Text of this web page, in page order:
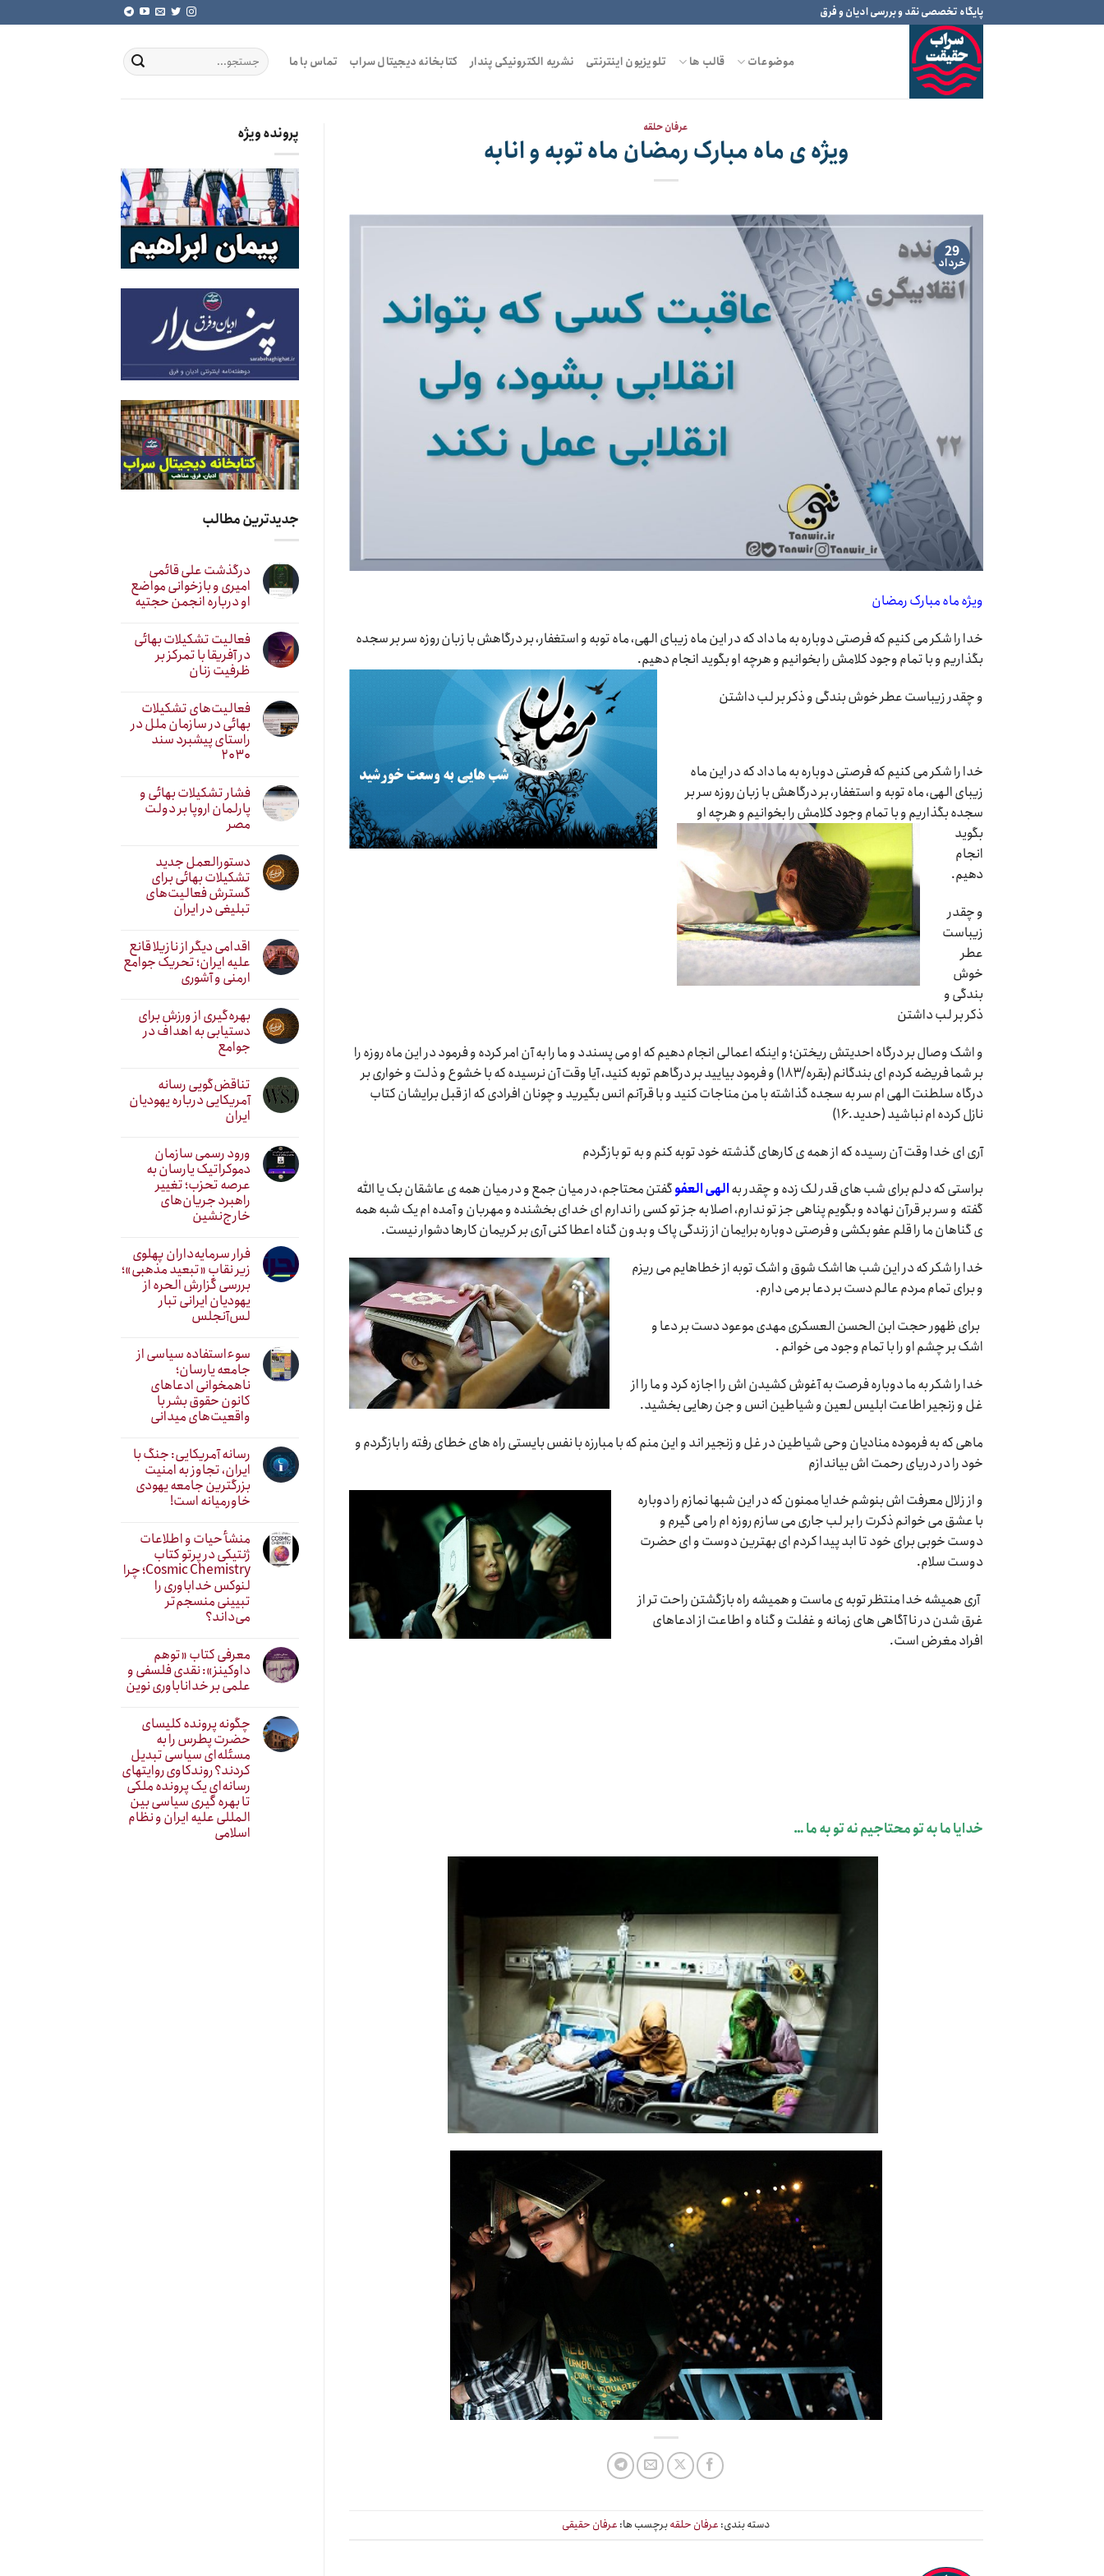
to
پایگاه تخصصی نقد و بررسی ادیان و فرق
موضوعات قالب ها تلویزیون اینترنتی نشریه الکترونیکی پندار کتابخانه دیجیتال سراب تماس با ما
عرفان حلقه
ویژه ی ماه مبارک رمضان ماه توبه و انابه
29
خرداد
ویژه ماه مبارک رمضان
خدا را شکر می کنیم که فرصتی دوباره به ما داد که در این ماه زیبای الهی، ماه توبه و استغفار، بر درگاهش با زبان روزه سر بر سجده
بگذاریم و با تمام وجود کلامش را بخوانیم و هرچه او بگوید انجام دهیم.
و چقدر زیباست عطر خوش بندگی و ذکر بر لب داشتن
خدا را شکر می کنیم که فرصتی دوباره به ما داد که در این ماه
زیبای الهی، ماه توبه و استغفار، بر درگاهش با زبان روزه سر بر
سجده بگذاریمو با تمام وجود کلامش را بخوانیم و هرچه او
بگوید
انجام
دهیم.
و چقدر
زیباست
عطر
خوش
بندگی و
ذکر بر لب داشتن
و اشک وصال بر درگاه احدیتش ریختن؛ و اینکه اعمالی انجام دهیم که او می پسندد و ما را به آن امر کرده و فرمود در این ماه روزه را
بر شما فریضه کردم ای بندگانم (بقره/۱۸۳) و فرمود بیایید بر درگاهم توبه کنید، آیا وقت آن نرسیده که با خشوع و ذلت و خواری بر
درگاه سلطنت الهی ام سر به سجده گذاشته با من مناجات کنید و با قرآنم انس بگیرید و چونان افرادی که از قبل برایشان کتاب
نازل کرده ام نباشید (حدید.۱۶)
آری ای خدا وقت آن رسیده که از همه ی کارهای گذشته خود توبه کنم و به تو بازگردم
براستی که دلم برای شب های قدر لک زده و چقدر بهالهی العفوگفتن محتاجم، در میان جمع و در میان همه ی عاشقان بک یا الله
گفته و سر بر قرآن نهاده و بگویم پناهی جز تو ندارم، اصلا به جز تو کسی را ندارم ای خدای بخشنده و مهربان و آمده ام یک شبه همه
ی گناهان ما را قلم عفو بکشی و فرصتی دوباره برایمان از زندگی پاک و بدون گناه اعطا کنی آری بر کریمان کارها دشوار نیست.
خدا را شکر که در این شب ها اشک شوق و اشک توبه از خطاهایم می ریزم
و برای تمام مردم عالم دست بر دعا بر می دارم.
برای ظهور حجت ابن الحسن العسکری مهدی موعود دست بر دعا و
اشک بر چشم او را با تمام وجود می خوانم .
خدا را شکر به ما دوباره فرصت به آغوش کشیدن اش را اجازه کرد و ما را از
غل و زنجیر اطاعت ابلیس لعین و شیاطین انس و جن رهایی بخشید.
ماهی که به فرموده منادیان وحی شیاطین در غل و زنجیر اند و این منم که با مبارزه با نفس بایستی راه های خطای رفته را بازگردم و
خود را در دریای رحمت اش بیاندازم
و از زلال معرفت اش بنوشم خدایا ممنون که در این شبها نمازم را دوباره
با عشق می خوانم ذکرت را بر لب جاری می سازم روزه ام را می گیرم و
دوست خوبی برای خود تا ابد پیدا کردم ای بهترین دوست و ای حضرت
دوست سلام.
آری همیشه خدا منتظر توبه ی ماست و همیشه راه بازگشتن راحت تر از
غرق شدن در نا آگاهی های زمانه و غفلت و گناه و اطاعت از ادعاهای
افراد مغرض است.
خدایا ما به تو محتاجیم نه تو به ما …
دسته بندی: عرفان حلقهبرچسب ها: عرفان حقیقی
پرونده ویژه
جدیدترین مطالب
درگذشت علی قائمی
امیری و بازخوانی مواضع
او درباره انجمن حجتیه
فعالیت تشکیلات بهائی
در آفریقا با تمرکز بر
ظرفیت زنان
فعالیت‌های تشکیلات
بهائی در سازمان ملل در
راستای پیشبرد سند
۲۰۳۰
فشار تشکیلات بهائی و
پارلمان اروپا بر دولت
مصر
دستورالعمل جدید
تشکیلات بهائی برای
گسترش فعالیت‌های
تبلیغی در ایران
اقدامی دیگر از نازیلا قانع
علیه ایران؛ تحریک جوامع
ارمنی و آشوری
بهره‌گیری از ورزش برای
دستیابی به اهداف در
جوامع
تناقض‌گویی رسانه
آمریکایی درباره یهودیان
ایران
ورود رسمی سازمان
دموکراتیک یارسان به
عرصه تحزب؛ تغییر
راهبرد جریان‌های
خارج‌نشین
فرار سرمایه‌داران پهلوی
زیر نقابِ «تبعید مذهبی»؛
بررسی گزارش الحره از
یهودیان ایرانی تبار
لس‌آنجلس
سوءاستفاده سیاسی از
جامعه یارسان؛
ناهمخوانی ادعاهای
کانون حقوق بشر با
واقعیت‌های میدانی
رسانه آمریکایی: جنگ با
ایران، تجاوز به امنیت
بزرگترین جامعه یهودی
خاورمیانه است!
منشأ حیات و اطلاعات
ژنتیکی در پرتو کتاب
Cosmic Chemistry؛ چرا
لنوکس خداباوری را
تبیینی منسجم‌تر
می‌داند؟
معرفی کتاب «توهم
داوکینز»: نقدی فلسفی و
علمی بر خداناباوری نوین
چگونه پرونده کلیسای
حضرت پطرس را به
مسئله‌ای سیاسی تبدیل
کردند؟ روندکاوی روایتهای
رسانه‌ایِ یک پرونده ملکی
تا بهره گیری سیاسی بین
المللی علیه ایران و نظام
اسلامی